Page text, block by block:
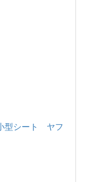
型シート ヤフ